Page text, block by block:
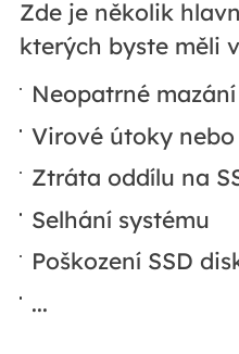
Zde je několik
kterých byste měli
Neopatrné
Virové útoky
Ztráta oddílu na
Selhání systému
Poškození SSD
...